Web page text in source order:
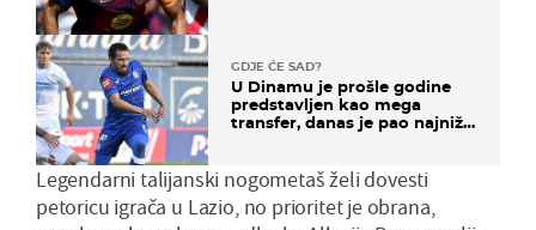
GDJE ĆE SAD?
U Dinamu je prošle godine
predstavljen kao mega
transfer, danas je pao najniže
Legendarni talijanski nogometaš želi dovesti
petoricu igrača u Lazio, no prioritet je obrana,